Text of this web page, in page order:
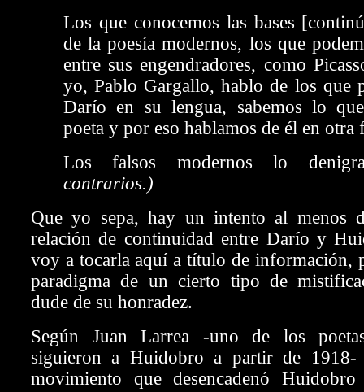
Los que conocemos las bases
de la poesía modernos, los que
entre sus engendradores, como
yo, Pablo Gargallo, hablo de los que
Darío en su lengua, sabemos lo
poeta y por eso hablamos de él en otra
Los falsos modernos lo
contrarios.)
Que yo sepa, hay un intento al menos
relación de continuidad entre Darío y
voy a tocarla aquí a título de información,
paradigma de un cierto tipo de
dude de su honradez.
Según Juan Larrea -uno de los
siguieron a Huidobro a partir de
movimiento que desencadenó